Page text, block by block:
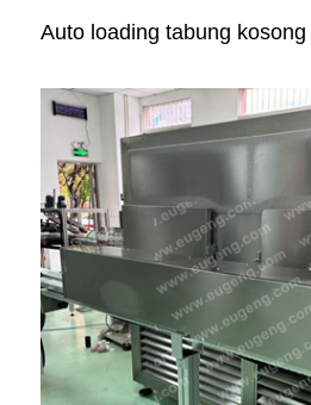
Auto loading tabung